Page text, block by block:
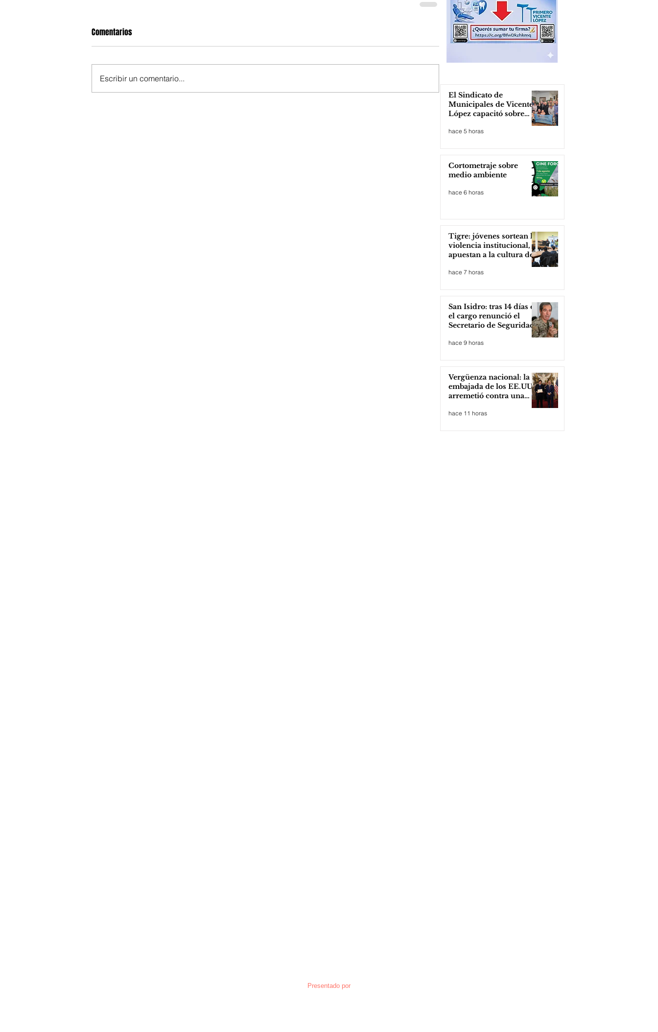
Comentarios
Escribir un comentario...
El Sindicato de
Municipales de Vicente
López capacitó sobre
hace 5 horas
Cortometraje sobre
medio ambiente
hace 6 horas
Tigre: jóvenes sortean la
violencia institucional,
apuestan a la cultura del
hace 7 horas
San Isidro: tras 14 días en
el cargo renunció el
Secretario de Seguridad
hace 9 horas
Vergüenza nacional: la
embajada de los EE.UU
arremetió contra una
hace 11 horas
Presentado por